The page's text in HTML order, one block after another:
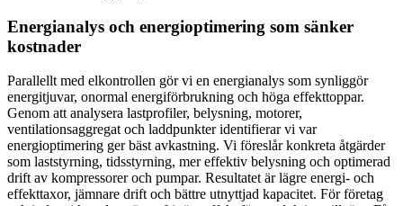
Energianalys och energioptimering som sänker
kostnader
Parallellt med elkontrollen gör vi en energianalys som synliggör
energitjuvar, onormal energiförbrukning och höga effekttoppar.
Genom att analysera lastprofiler, belysning, motorer,
ventilationsaggregat och laddpunkter identifierar vi var
energioptimering ger bäst avkastning. Vi föreslår konkreta åtgärder
som laststyrning, tidsstyrning, mer effektiv belysning och optimerad
drift av kompressorer och pumpar. Resultatet är lägre energi- och
effekttaxor, jämnare drift och bättre utnyttjad kapacitet. För företag